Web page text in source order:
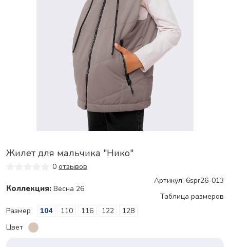
Жилет для мальчика "Нико"
0 отзывов
Коллекция: Весна 26
Артикул: 6spr26-013
Таблица размеров
Размер
104 110 116 122
128
Цвет